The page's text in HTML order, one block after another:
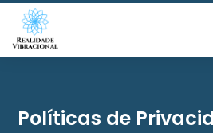
Políticas de